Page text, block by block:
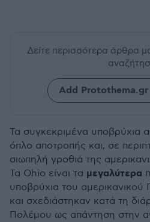
Δείτε περισσότερα άρθρα
Add
Τα συγκεκριμένα υποβρύχια
όπλο αποτροπής και, σε
σιωπηλή γροθιά της
Τα Ohio είναι τα μεγαλύτερα
υποβρύχια του αμερικανικού
και σχεδιάστηκαν κατά τη
Πολέμου ως απάντηση στην